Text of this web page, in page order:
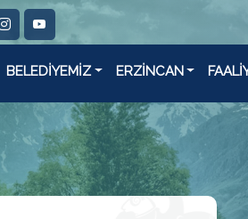
BELEDİYEMİZ ERZİNCAN